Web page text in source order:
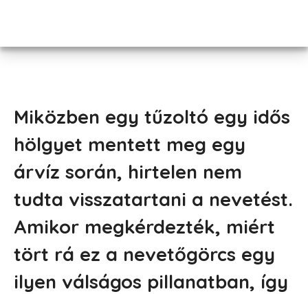
Miközben egy tűzoltó egy idős
hölgyet mentett meg egy
árvíz során, hirtelen nem
tudta visszatartani a nevetést.
Amikor megkérdezték, miért
tört rá ez a nevetőgörcs egy
ilyen válságos pillanatban, így